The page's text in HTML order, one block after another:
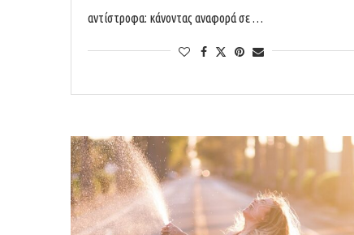
αντίστροφα: κάνοντας αναφορά σε …